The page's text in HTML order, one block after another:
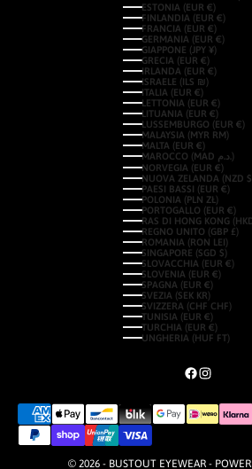
ESTONIA (EUR €)
FINLANDIA (EUR €)
FRANCIA (EUR €)
GERMANIA (EUR €)
GIAPPONE (JPY ¥)
GRECIA (EUR €)
IRLANDA (EUR €)
ISRAELE (ILS ₪)
ITALIA (EUR €)
LETTONIA (EUR €)
LITUANIA (EUR €)
LUSSEMBURGO (EUR €)
MALAYSIA (MYR RM)
MALTA (EUR €)
MAROCCO (MAD د.م.)
NORVEGIA (EUR €)
NUOVA ZELANDA (NZD
PAESI BASSI (EUR €)
POLONIA (PLN ZŁ)
PORTOGALLO (EUR €)
RAS DI HONG KONG
REGNO UNITO (GBP £)
ROMANIA (RON LEI)
SINGAPORE (SGD $)
SLOVACCHIA (EUR €)
SLOVENIA (EUR €)
SPAGNA (EUR €)
SVEZIA (SEK KR)
SVIZZERA (CHF CHF)
TUNISIA (EUR €)
TURCHIA (EUR €)
UNGHERIA (HUF FT)
© 2026 - BUSTOUT EYEWEAR -